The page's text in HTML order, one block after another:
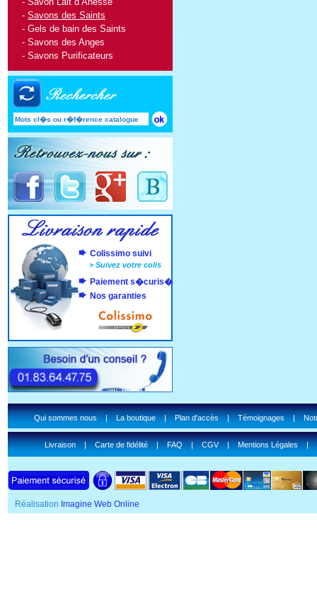
- Savons des Saints
- Gels de bain des Saints
- Savons des Anges
- Savons Purificateurs
Colissimo suivi
>Suivez votre colis
Paiement s�curis�
Nos garanties
Qui sommes nous|La boutique|Plan d'accès|Témoignages|
Livraison|Carte de fidélité|FAQ|CGV|Mentions Légales|
Réalisation Imagine Web Online